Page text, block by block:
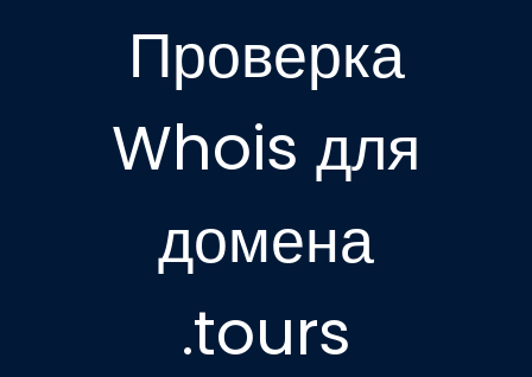
Проверка
Whois для
домена
.tours